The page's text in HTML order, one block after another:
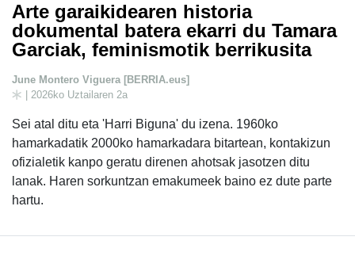
Arte garaikidearen historia
dokumental batera ekarri du Tamara
Garciak, feminismotik berrikusita
June Montero Viguera [BERRIA.eus]
| 2026ko Uztailaren 2a
Sei atal ditu eta 'Harri Biguna' du izena. 1960ko
hamarkadatik 2000ko hamarkadara bitartean, kontakizun
ofizialetik kanpo geratu direnen ahotsak jasotzen ditu
lanak. Haren sorkuntzan emakumeek baino ez dute parte
hartu.